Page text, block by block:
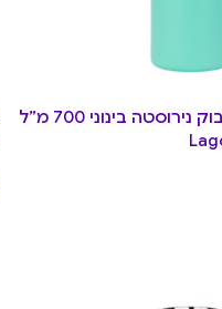
גוף אוניברסלי לבקבוק נירוסטה בינוני 700 מ”ל